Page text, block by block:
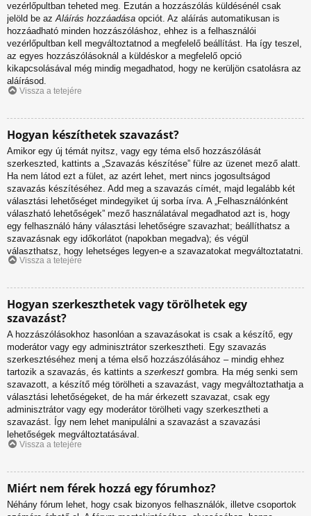
vezérlőpultban teheted meg. Ezután a hozzászólás küldésénél csak
jelöld be azAláírás hozzáadása opciót. Az aláírás automatikusan is
hozzáadható minden hozzászóláshoz, ehhez is a felhasználói
vezérlőpultban kell megváltoztatnod a megfelelő beállítást. Ha így teszel,
az egyes hozzászólásoknál a küldéskor a megfelelő opció
kikapcsolásával még mindig megadhatod, hogy ne kerüljön csatolásra az
aláírásod.
Vissza a tetejére
Hogyan készíthetek szavazást?
Amikor egy új témát nyitsz, vagy egy téma első hozzászólását
szerkeszted, kattints a „Szavazás készítése” fülre az üzenet mező alatt.
Ha nem látod ezt a fület, az azért lehet, mert nincs jogosultságod
szavazás készítéséhez. Add meg a szavazás címét, majd legalább két
választási lehetőséget mindegyiket új sorba írva. A „Felhasználónként
válaszható lehetőségek” mező használatával megadhatod azt is, hogy
egy felhasználó hány választási lehetőségre szavazhat; beállíthatsz a
szavazásnak egy időkorlátot (napokban megadva); és végül
választhatsz, hogy lehetséges legyen-e a szavazatokat megváltoztatatni.
Vissza a tetejére
Hogyan szerkeszthetek vagy törölhetek egy
szavazást?
A hozzászólásokhoz hasonlóan a szavazásokat is csak a készítő, egy
moderátor vagy egy adminisztrátor szerkesztheti. Egy szavazás
szerkesztéséhez menj a téma első hozzászólásához – mindig ehhez
tartozik a szavazás, és kattints a szerkeszt gombra. Ha még senki sem
szavazott, a készítő még törölheti a szavazást, vagy megváltoztathatja a
választási lehetőségeket, de ha már érkezett szavazat, csak egy
adminisztrátor vagy egy moderátor törölheti vagy szerkesztheti a
szavazást. Így nem lehet manipulálni a szavazást a szavazási
lehetőségek megváltoztatásával.
Vissza a tetejére
Miért nem férek hozzá egy fórumhoz?
Néhány fórum lehet, hogy csak bizonyos felhasználók, illetve csoportok